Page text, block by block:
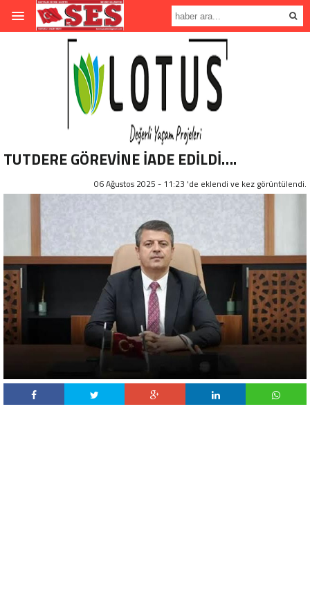
TUTDERE GÖREVİNE İADE EDİLDİ….
06 Ağustos 2025 - 11:23 'de eklendi ve kez görüntülendi.